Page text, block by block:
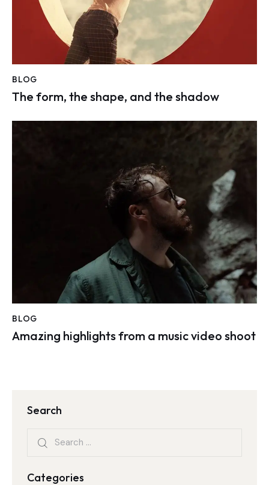
BLOG
The form, the shape, and the shadow
BLOG
Amazing highlights from a music video shoot
Search
Categories